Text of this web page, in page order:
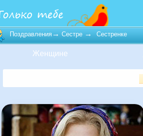
Поздравления → Сестре → Сестренке
Женщине